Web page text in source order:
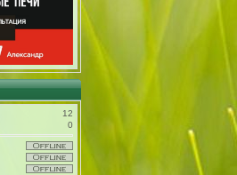
12
0